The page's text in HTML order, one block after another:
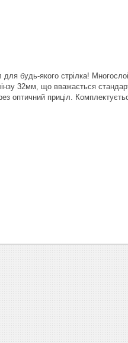
для будь-якого стрілка! М
32мм, що вважається
оптичний приціл.